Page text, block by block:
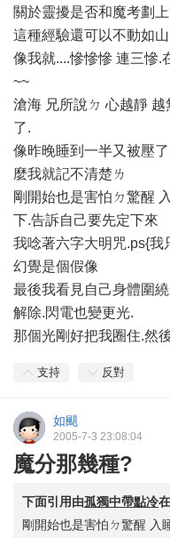
關於靈擾是否和魔考劃
這種經驗還可以不動如
像我就....慘慘慘 連三慘.
~~
滄海 兄所說ㄉ 心越靜
了.
像昨晚睡到一半又被壓
麼我就記不清楚ㄌ
剛開始也是害怕ㄉ驚醒
下.告訴自己要先定下來
我唸著六字大明咒.ps{我
幻覺是個假像
最後我看見自己身體圍
解除.閃電也變更光.
那個光剛好把我圈住.然
支持 反對
如颶
2005-7-3 23:08:04
魔分那幾種?
下面引用由孤獨中帶點冷在
剛開始也是害怕ㄉ驚醒 入